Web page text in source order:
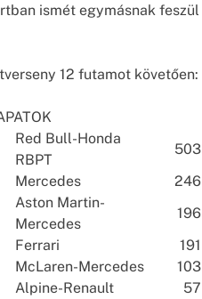
ismét egymásnak feszül
12 futamot követően:
Red Bull-Honda
RBPT
503
Mercedes
246
Aston Martin-
Mercedes
196
Ferrari
191
McLaren-Mercedes
103
Alpine-Renault
57